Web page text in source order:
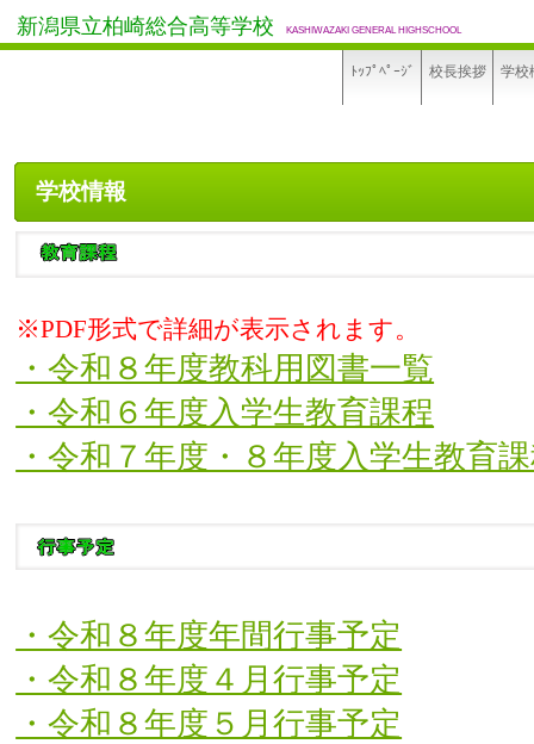
新潟県立柏崎総合高等学校 KASHIWAZAKI GENERAL HIGHSCHOOL
学校情報
※PDF形式で詳細が表示されます。
・令和８年度教科用図書一覧
・令和６年度入学生教育課程
・令和７年度・８年度入学生教育
・令和８年度年間行事予定
・令和８年度４月行事予定
・令和８年度５月行事予定
ﾄｯﾌﾟﾍﾟｰｼﾞ 校長挨拶 学校